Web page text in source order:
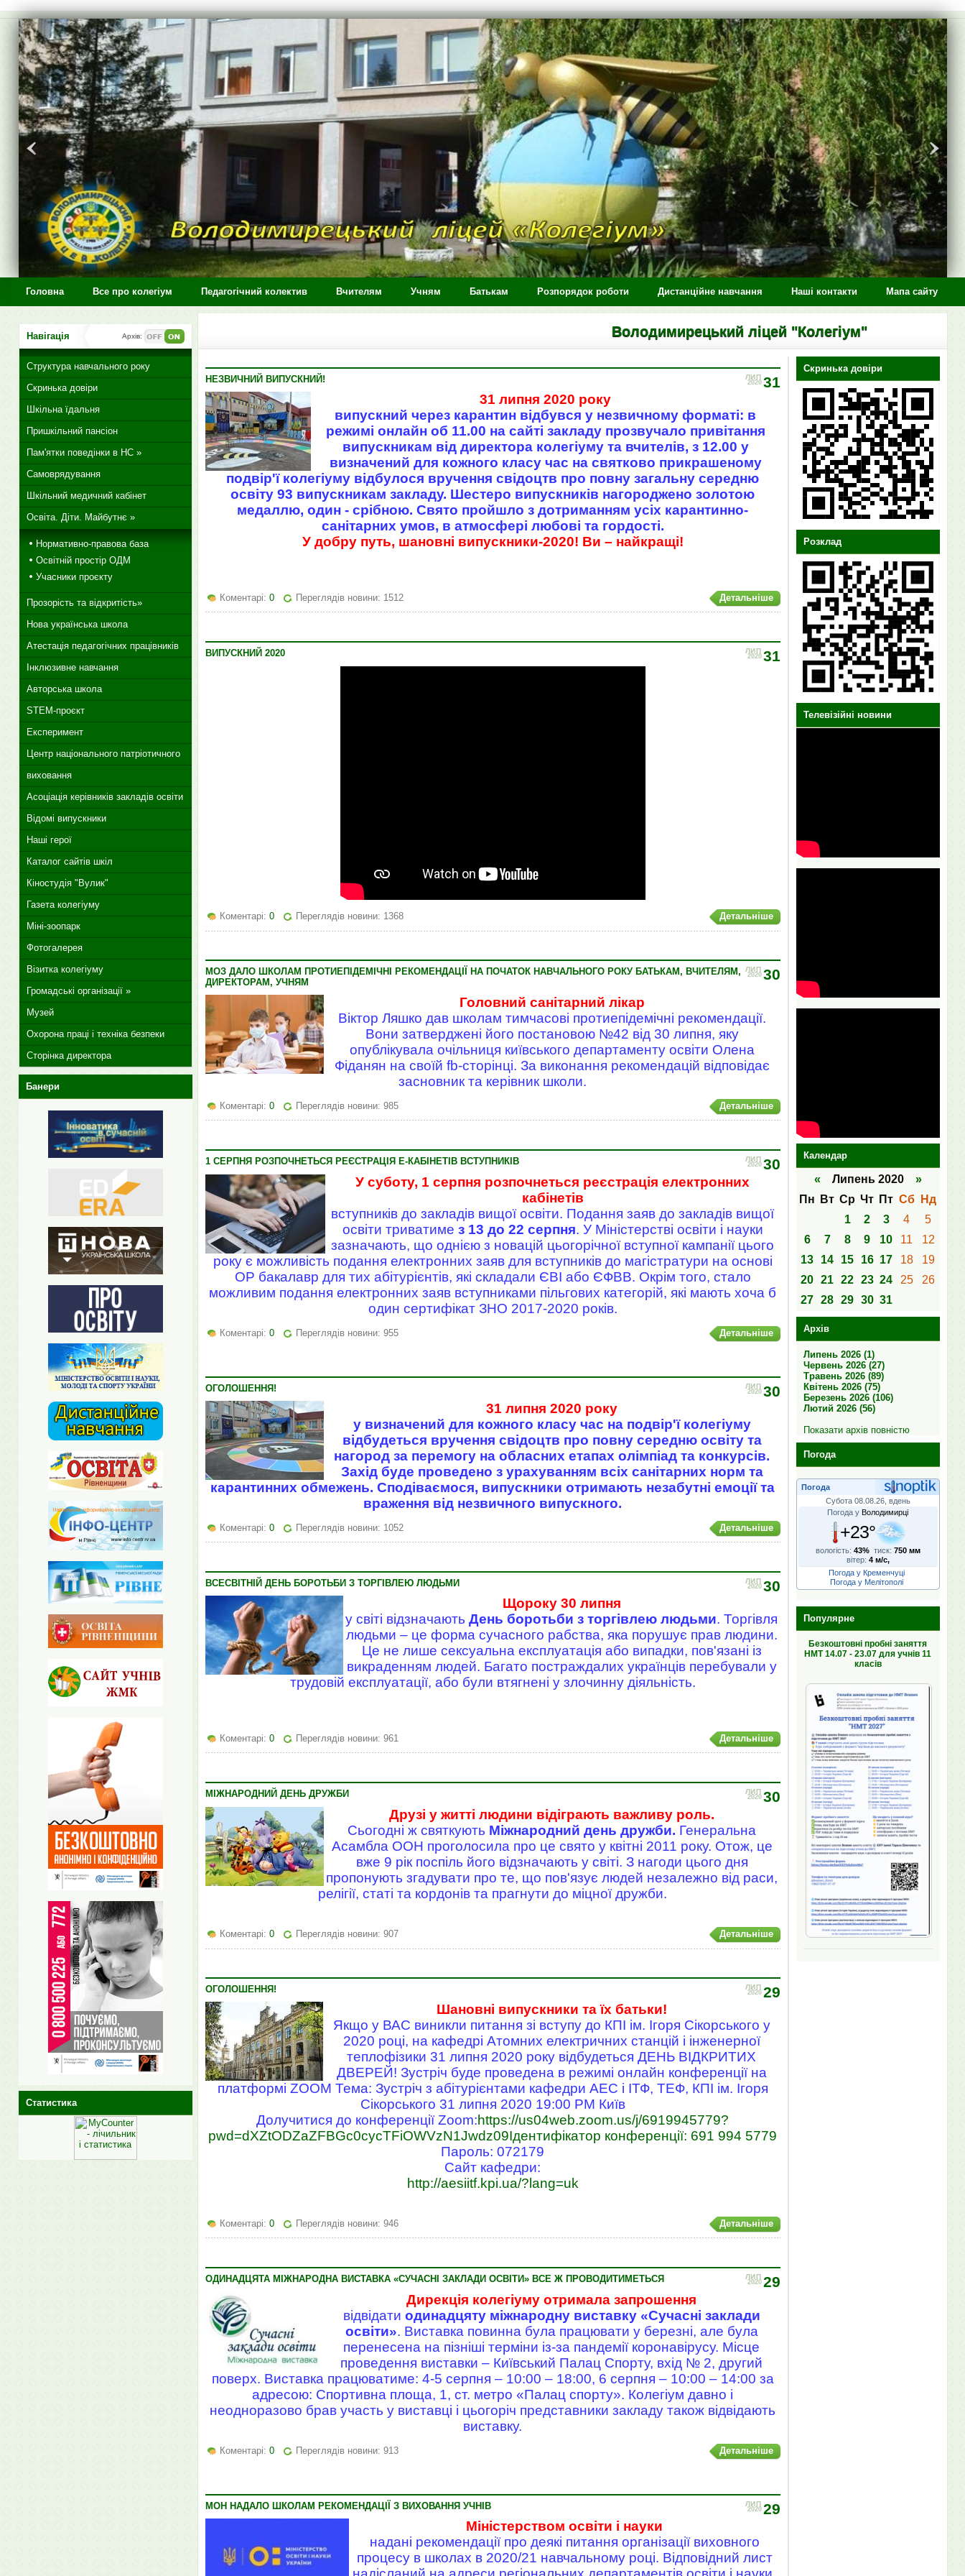
>
Головна Все про колегіум Педагогічний колектив Вчителям Учням Батькам Розпорядок роботи Дистанційне навчання Наші контакти Мапа сайту
Володимирецький ліцей "Колегіум"
31
ЛИП
2020
НЕЗВИЧНИЙ ВИПУСКНИЙ!
31 липня 2020 року
випускний через карантин відбувся у незвичному форматі: в
режимі онлайн об 11.00 на сайті закладу прозвучало привітання
випускникам від директора колегіуму та вчителів, з 12.00 у
визначений для кожного класу час на святково прикрашеному
подвір'ї колегіуму відбулося вручення свідоцтв про повну загальну середню
освіту 93 випускникам закладу. Шестеро випускників нагороджено золотою
медаллю, один - срібною. Свято пройшло з дотриманням усіх карантинно-
санітарних умов, в атмосфері любові та гордості.
У добру путь, шановні випускники-2020! Ви – найкращі!
Детальніше
Коментарі: 0 Переглядів новини: 1512
31
ЛИП
2020
ВИПУСКНИЙ 2020
Детальніше
Коментарі: 0 Переглядів новини: 1368
30
ЛИП
2020
МОЗ ДАЛО ШКОЛАМ ПРОТИЕПІДЕМІЧНІ РЕКОМЕНДАЦІЇ НА ПОЧАТОК НАВЧАЛЬНОГО РОКУ БАТЬКАМ, ВЧИТЕЛЯМ,
ДИРЕКТОРАМ, УЧНЯМ
Головний санітарний лікар
Віктор Ляшко дав школам тимчасові протиепідемічні рекомендації.
Вони затверджені його постановою №42 від 30 липня, яку
опублікувала очільниця київського департаменту освіти Олена
Фіданян на своїй fb-сторінці. За виконання рекомендацій відповідає
засновник та керівник школи.
Детальніше
Коментарі: 0 Переглядів новини: 985
30
ЛИП
2020
1 СЕРПНЯ РОЗПОЧНЕТЬСЯ РЕЄСТРАЦІЯ Е-КАБІНЕТІВ ВСТУПНИКІВ
У суботу, 1 серпня розпочнеться реєстрація електронних
кабінетів
вступників до закладів вищої освіти. Подання заяв до закладів вищої
освіти триватиме з 13 до 22 серпня. У Міністерстві освіти і науки
зазначають, що однією з новацій цьогорічної вступної кампанії цього
року є можливість подання електронних заяв для вступників до магістратури на основі
ОР бакалавр для тих абітурієнтів, які складали ЄВІ або ЄФВВ. Окрім того, стало
можливим подання електронних заяв вступниками пільгових категорій, які мають хоча б
один сертифікат ЗНО 2017-2020 років.
Детальніше
Коментарі: 0 Переглядів новини: 955
30
ЛИП
2020
ОГОЛОШЕННЯ!
31 липня 2020 року
у визначений для кожного класу час на подвір'ї колегіуму
відбудеться вручення свідоцтв про повну середню освіту та
нагород за перемогу на обласних етапах олімпіад та конкурсів.
Захід буде проведено з урахуванням всіх санітарних норм та
карантинних обмежень. Сподіваємося, випускники отримають незабутні емоції та
враження від незвичного випускного.
Детальніше
Коментарі: 0 Переглядів новини: 1052
30
ЛИП
2020
ВСЕСВІТНІЙ ДЕНЬ БОРОТЬБИ З ТОРГІВЛЕЮ ЛЮДЬМИ
Щороку 30 липня
у світі відзначають День боротьби з торгівлею людьми. Торгівля
людьми – це форма сучасного рабства, яка порушує прав людини.
Це не лише сексуальна експлуатація або випадки, пов'язані із
викраденням людей. Багато постраждалих українців перебували у
трудовій експлуатації, або були втягнені у злочинну діяльність.
Детальніше
Коментарі: 0 Переглядів новини: 961
30
ЛИП
2020
МІЖНАРОДНИЙ ДЕНЬ ДРУЖБИ
Друзі у житті людини відіграють важливу роль.
Сьогодні ж святкують Міжнародний день дружби. Генеральна
Асамбла ООН проголосила про це свято у квітні 2011 року. Отож, це
вже 9 рік поспіль його відзначають у світі. З нагоди цього дня
пропонують згадувати про те, що пов'язує людей незалежно від раси,
релігії, статі та кордонів та прагнути до міцної дружби.
Детальніше
Коментарі: 0 Переглядів новини: 907
29
ЛИП
2020
ОГОЛОШЕННЯ!
Шановні випускники та їх батьки!
Якщо у ВАС виникли питання зі вступу до КПІ ім. Ігоря Сікорського у
2020 році, на кафедрі Атомних електричних станцій і інженерної
теплофізики 31 липня 2020 року відбудеться ДЕНЬ ВІДКРИТИХ
ДВЕРЕЙ! Зустріч буде проведена в режимі онлайн конференції на
платформі ZOOM Тема: Зустріч з абітурієнтами кафедри АЕС і ІТФ, ТЕФ, КПІ ім. Ігоря
Сікорського 31 липня 2020 19:00 PM Київ
Долучитися до конференції Zoom:https://us04web.zoom.us/j/6919945779?
pwd=dXZtODZaZFBGc0cycTFiOWVzN1Jwdz09Ідентифікатор конференції: 691 994 5779
Пароль: 072179
Сайт кафедри:
http://aesiitf.kpi.ua/?lang=uk
Детальніше
Коментарі: 0 Переглядів новини: 946
29
ЛИП
2020
ОДИНАДЦЯТА МІЖНАРОДНА ВИСТАВКА «СУЧАСНІ ЗАКЛАДИ ОСВІТИ» ВСЕ Ж ПРОВОДИТИМЕТЬСЯ
Дирекція колегіуму отримала запрошення
відвідати oдинадцяту міжнародну виставку «Сучасні заклади
освіти». Виставка повинна була працювати у березні, але була
перенесена на пізніші терміни із-за пандемії коронавірусу. Місце
проведення виставки – Київський Палац Спорту, вхід № 2, другий
поверх. Виставка працюватиме: 4-5 серпня – 10:00 – 18:00, 6 серпня – 10:00 – 14:00 за
адресою: Спортивна площа, 1, ст. метро «Палац спорту». Колегіум давно і
неодноразово брав участь у виставці і цьогоріч представники закладу також відвідають
виставку.
Детальніше
Коментарі: 0 Переглядів новини: 913
29
ЛИП
2020
МОН НАДАЛО ШКОЛАМ РЕКОМЕНДАЦІЇ З ВИХОВАННЯ УЧНІВ
Міністерством освіти і науки
надані рекомендації про деякі питання організації виховного
процесу в школах в 2020/21 навчальному році. Відповідний лист
Скринька довіри
Розклад
Телевізійні новини
Календар
« Липень 2020 »
Пн
Вт Ср Чт Пт Сб
Нд
1
2 3 4
5
6
7 8 9 10 11
12
13
14 15 16 17 18
19
20 21 22 23 24 25
26
27 28 29 30 31
Архів
Липень 2026 (1)
Червень 2026 (27)
Травень 2026 (89)
Квітень 2026 (75)
Березень 2026 (106)
Лютий 2026 (56)
Показати архів повністю
Погода
Погода
Субота 08.08.26, вдень
Погода у Володимирці
+23°
вологість: 43% тиск: 750 мм
вітер: 4 м/с,
Погода у Кременчуці
Погода у Мелітополі
Популярне
Безкоштовні пробні заняття
НМТ 14.07 - 23.07 для учнів 11
класів
Навігація Архів:
Структура навчального року
Скринька довіри
Шкільна їдальня
Пришкільний пансіон
Пам'ятки поведінки в НС »
Самоврядування
Шкільний медичний кабінет
Освіта. Діти. Майбутнє »
Нормативно-правова база
Освітній простір ОДМ
Учасники проєкту
Прозорість та відкритість»
Нова українська школа
Атестація педагогічних працівників
Інклюзивне навчання
Авторська школа
STEM-проєкт
Експеримент
Центр національного патріотичного
виховання
Асоціація керівників закладів освіти
Відомі випускники
Наші герої
Каталог сайтів шкіл
Кіностудія "Вулик"
Газета колегіуму
Міні-зоопарк
Фотогалерея
Візитка колегіуму
Громадські організації »
Музей
Охорона праці і техніка безпеки
Сторінка директора
Банери
Статистика